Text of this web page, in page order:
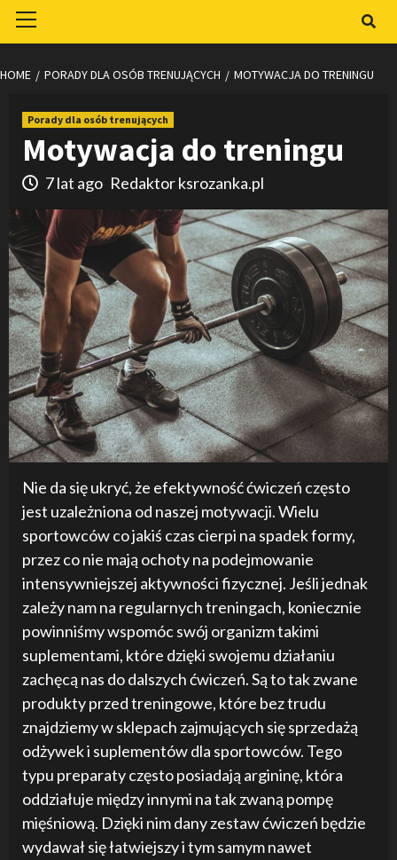
Menu
HOME PORADY DLA OSÓB TRENUJĄCYCH MOTYWACJA DO TRENINGU
Porady dla osób trenujących
Motywacja do treningu
7 lat ago Redaktor ksrozanka.pl
Nie da się ukryć, że efektywność ćwiczeń często
jest uzależniona od naszej motywacji. Wielu
sportowców co jakiś czas cierpi na spadek formy,
przez co nie mają ochoty na podejmowanie
intensywniejszej aktywności fizycznej. Jeśli jednak
zależy nam na regularnych treningach, koniecznie
powinniśmy wspomóc swój organizm takimi
suplementami, które dzięki swojemu działaniu
zachęcą nas do dalszych ćwiczeń. Są to tak zwane
produkty przed treningowe, które bez trudu
znajdziemy w sklepach zajmujących się sprzedażą
odżywek i suplementów dla sportowców. Tego
typu preparaty często posiadają argininę, która
oddziałuje między innymi na tak zwaną pompę
mięśniową. Dzięki nim dany zestaw ćwiczeń będzie
wydawał się łatwiejszy i tym samym nawet